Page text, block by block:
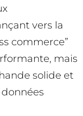
vers la
commerce”
mais
solide et